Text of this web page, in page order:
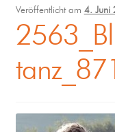
Coaching
Klangmassage
Veröffentlicht am 4. Juni